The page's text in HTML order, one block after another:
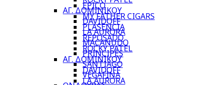
ΑΓ. ΔΟΜΙΝΙΚΟΥ
DAVIDOFF
LA AURORA
MACANUDO
PRINCIPES
SANTIAGO
VEGAFINA
EPICO
MY FATHER CIGARS
PLASENCIA
REPOSADO
ROCKY PATEL
ΑΓ. ΔΟΜΙΝΙΚΟΥ
DAVIDOFF
LA AURORA